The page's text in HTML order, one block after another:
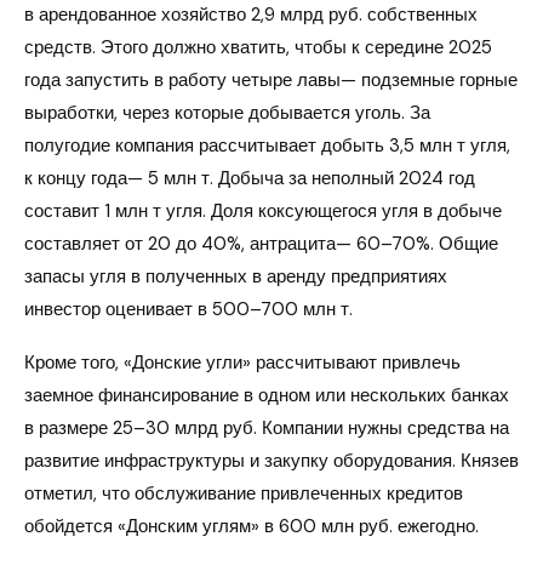
в арендованное хозяйство 2,9 млрд руб. собственных
средств. Этого должно хватить, чтобы к середине 2025
года запустить в работу четыре лавы— подземные горные
выработки, через которые добывается уголь. За
полугодие компания рассчитывает добыть 3,5 млн т угля,
к концу года— 5 млн т. Добыча за неполный 2024 год
составит 1 млн т угля. Доля коксующегося угля в добыче
составляет от 20 до 40%, антрацита— 60–70%. Общие
запасы угля в полученных в аренду предприятиях
инвестор оценивает в 500–700 млн т.
Кроме того, «Донские угли» рассчитывают привлечь
заемное финансирование в одном или нескольких банках
в размере 25–30 млрд руб. Компании нужны средства на
развитие инфраструктуры и закупку оборудования. Князев
отметил, что обслуживание привлеченных кредитов
обойдется «Донским углям» в 600 млн руб. ежегодно.